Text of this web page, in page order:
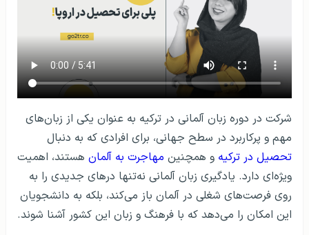
شرکت در دوره زبان آلمانی در ترکیه به عنوان یکی از زبان‌های
مهم و پرکاربرد در سطح جهانی، برای افرادی که به دنبال
تحصیل در ترکیه و همچنین مهاجرت به آلمان هستند، اهمیت
ویژه‌ای دارد. یادگیری زبان آلمانی نه‌تنها درهای جدیدی را به
روی فرصت‌های شغلی در آلمان باز می‌کند، بلکه به دانشجویان
این امکان را می‌دهد که با فرهنگ و زبان این کشور آشنا شوند.